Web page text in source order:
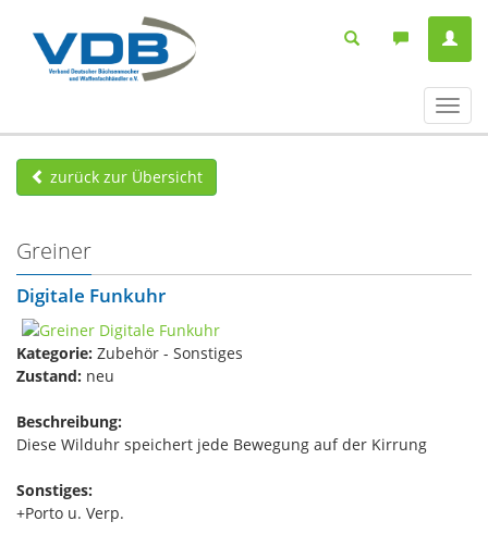
ein-/
zurück zur Übersicht
Greiner
Digitale Funkuhr
Kategorie: Zubehör - Sonstiges
Zustand: neu
Beschreibung:
Diese Wilduhr speichert jede Bewegung auf der Kirrung
Sonstiges:
+Porto u. Verp.